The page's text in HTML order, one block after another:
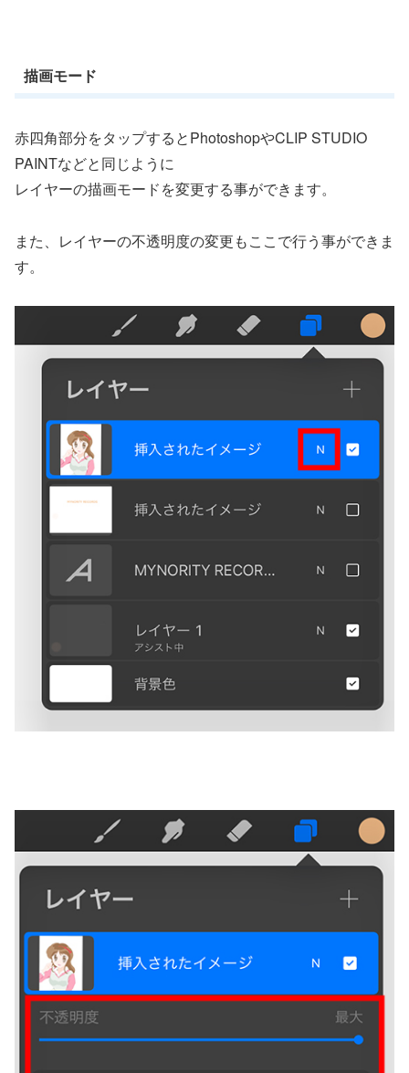
描画モード
赤四角部分をタップするとPhotoshopやCLIP STUDIO
PAINTなどと同じように
レイヤーの描画モードを変更する事ができます。
また、レイヤーの不透明度の変更もここで行う事ができま
す。